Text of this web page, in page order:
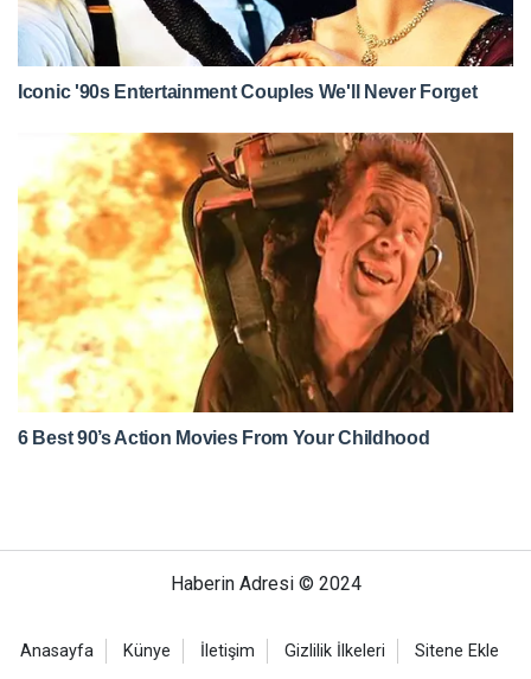
Haberin Adresi © 2024
Anasayfa Künye İletişim Gizlilik İlkeleri Sitene Ekle